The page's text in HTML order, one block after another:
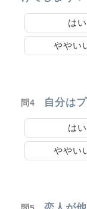
はい
ややい
問4 自分は
はい
ややい